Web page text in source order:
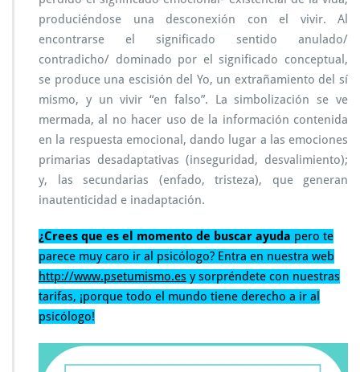
produciéndose una desconexión con el vivir. Al
encontrarse el significado sentido anulado/
contradicho/ dominado por el significado conceptual,
se produce una escisión del Yo, un extrañamiento del sí
mismo, y un vivir “en falso”. La simbolización se ve
mermada, al no hacer uso de la información contenida
en la respuesta emocional, dando lugar a las emociones
primarias desadaptativas (inseguridad, desvalimiento);
y, las secundarias (enfado, tristeza), que generan
inautenticidad e inadaptación.
¿Crees que es el momento de buscar ayuda pero te
parece muy caro ir al psicólogo? Entra en nuestra web
http://www.psetumismo.es y sorpréndete con nuestras
tarifas, ¡porque todo el mundo tiene derecho a ir al
psicólogo!